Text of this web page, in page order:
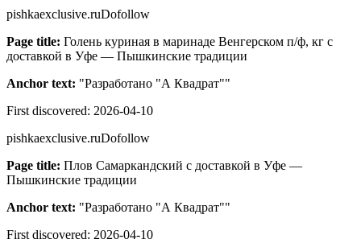
pishkaexclusive.ruDofollow
Page title: Голень куриная в маринаде Венгерском п/ф, кг с
доставкой в Уфе — Пышкинские традиции
Anchor text: "Разработано "А Квадрат""
First discovered: 2026-04-10
pishkaexclusive.ruDofollow
Page title: Плов Самаркандский с доставкой в Уфе —
Пышкинские традиции
Anchor text: "Разработано "А Квадрат""
First discovered: 2026-04-10